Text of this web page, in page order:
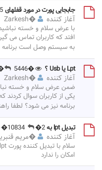
جابجایی پورت در مورد قفلهای usb
آغاز کننده �
Zarkesh
افتد که کاربران تماس می
به سیستم وصل است
Lpt یا Usb ؟ �5446
آغاز کننده �
Zarkesh
ضمن عرض سلام و خسته
برنامه نیز می شود؟ لطفا
تبدیل lpt به usb �10834 �2
آغاز کننده �مریم
امکان را ندارد